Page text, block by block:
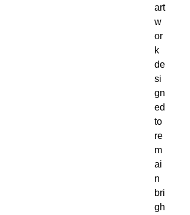
art
w
or
k
de
si
gn
ed
to
re
m
ai
n
bri
gh